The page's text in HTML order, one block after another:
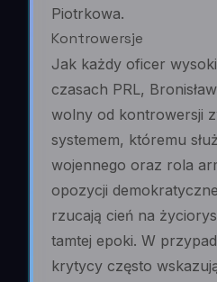
Piotrkowa.
Kontrowersje
Jak każdy oficer
czasach PRL,
wolny od kontrowersji
systemem, któremu
wojennego oraz rola
opozycji
rzucają cień na
tamtej epoki. W
krytycy często